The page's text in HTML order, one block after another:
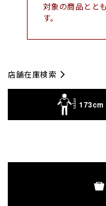
対象の商品とと
す。
店舗在庫検索
173cm